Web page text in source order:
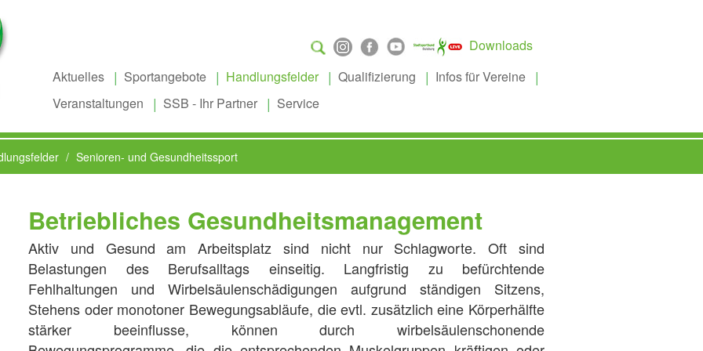
Suchen
Downloads
Aktuelles
Sportangebote Handlungsfelder Qualifizierung
Infos für Vereine
Veranstaltungen
SSB - Ihr Partner Service
Senioren- und Gesundheitssport
Betriebliches Gesundheitsmanagement
Aktiv und Gesund am Arbeitsplatz sind nicht nur Schlagworte. Oft sind
Belastungen des Berufsalltags einseitig. Langfristig zu befürchtende
Fehlhaltungen und Wirbelsäulenschädigungen aufgrund ständigen Sitzens,
Stehens oder monotoner Bewegungsabläufe, die evtl. zusätzlich eine Körperhälfte
stärker beeinflusse, können durch wirbelsäulenschonende